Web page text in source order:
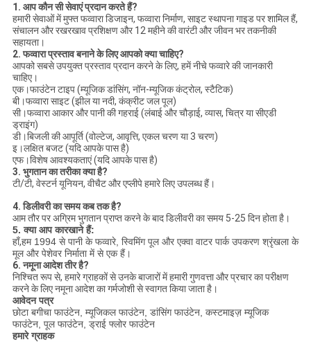
1. आप कौन सी सेवाएं प्रदान करते हैं?
हमारी सेवाओं में मुफ्त फव्वारा डिजाइन, फव्वारा निर्माण, साइट स्थापना गाइड पर शामिल हैं,
संचालन और रखरखाव प्रशिक्षण और 12 महीने की वारंटी और जीवन भर तकनीकी
सहायता।
2. फव्वारा प्रस्ताव बनाने के लिए आपको क्या चाहिए?
आपको सबसे उपयुक्त प्रस्ताव प्रदान करने के लिए, हमें नीचे फव्वारे की जानकारी
चाहिए।
एक।फाउंटेन टाइप (म्यूजिक डांसिंग, नॉन-म्यूजिक कंट्रोल, स्टैटिक)
बी।फव्वारा साइट (झील या नदी, कंक्रीट जल पूल)
सी।फव्वारा आकार और पानी की गहराई (लंबाई और चौड़ाई, व्यास, चित्र या सीएडी
ड्राइंग)
डी।बिजली की आपूर्ति (वोल्टेज, आवृत्ति, एकल चरण या 3 चरण)
इ।लक्षित बजट (यदि आपके पास है)
एफ।विशेष आवश्यकताएं (यदि आपके पास है)
3. भुगतान का तरीका क्या है?
टी/टी, वेस्टर्न यूनियन, वीचैट और एप्लीपे हमारे लिए उपलब्ध हैं।
4. डिलीवरी का समय कब तक है?
आम तौर पर अग्रिम भुगतान प्राप्त करने के बाद डिलीवरी का समय 5-25 दिन होता है।
5. क्या आप कारखाने हैं:
हाँ,हम 1994 से पानी के फव्वारे, स्विमिंग पूल और एक्वा वाटर पार्क उपकरण श्रृंखला के
मूल और पेशेवर निर्माता में से एक हैं।
6. नमूना आदेश तीर है?
निश्चित रूप से, हमारे ग्राहकों से उनके बाजारों में हमारी गुणवत्ता और प्रचार का परीक्षण
करने के लिए नमूना आदेश का गर्मजोशी से स्वागत किया जाता है।
आवेदन पत्र
छोटा बगीचा फाउंटेन, म्यूजिकल फाउंटेन, डांसिंग फाउंटेन, कस्टमाइज़ म्यूजिक
फाउंटेन, पूल फाउंटेन, ड्राई फ्लोर फाउंटेन
हमारे ग्राहक